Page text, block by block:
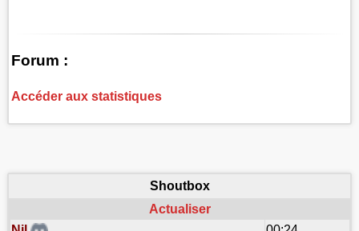
Forum :
Accéder aux statistiques
Shoutbox
Actualiser